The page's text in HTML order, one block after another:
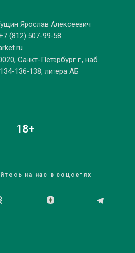
Ярослав Алексеевич
(812) 507-99-58
Санкт-Петербург г., наб.
136-138, литера АБ
18+
на нас в соцсетях